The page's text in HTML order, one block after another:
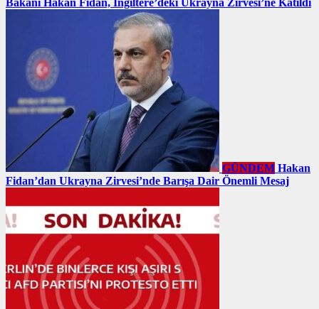
GÜNDEM Hakan
Fidan’dan Ukrayna Zirvesi’nde Barışa Dair Önemli Mesaj